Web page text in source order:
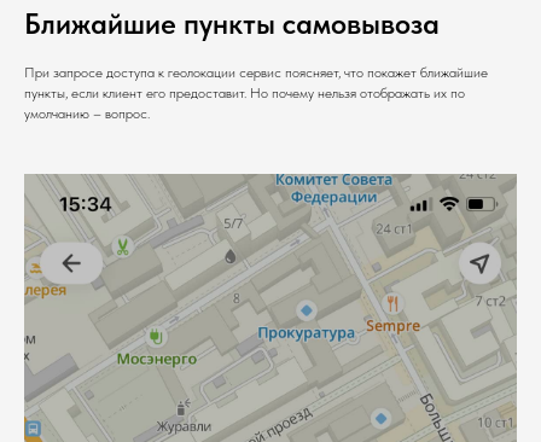
Ближайшие пункты самовывоза
При запросе доступа к геолокации сервис поясняет, что покажет ближайшие
пункты, если клиент его предоставит. Но почему нельзя отображать их по
умолчанию – вопрос.